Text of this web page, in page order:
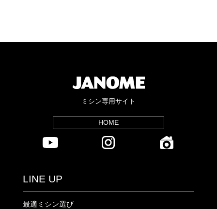
ミシン専用サイト
HOME
LINE UP
最適ミシン選び